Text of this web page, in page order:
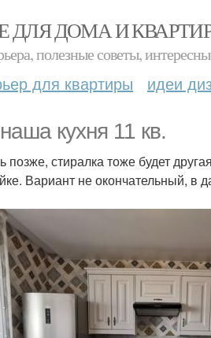
ДЛЯ ДОМА И
полезные советы,
для квартиры идеи
кухня 11 кв.
стиралка тоже будет
Вариант не окончательный,